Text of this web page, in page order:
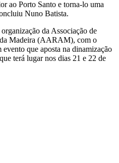
ao Porto Santo e torna-lo uma
Nuno Batista.
da Associação de
Madeira (AARAM), com o
que aposta na dinamização
terá lugar nos dias 21 e 22 de